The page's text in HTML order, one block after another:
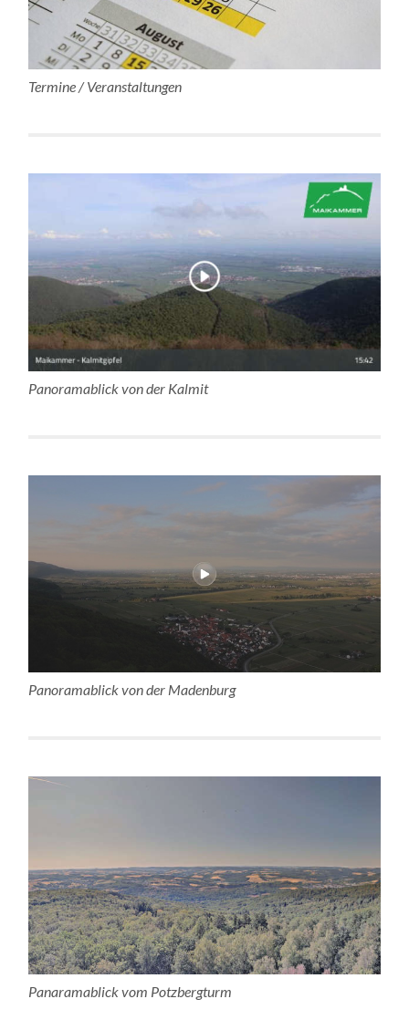
Termine / Veranstaltungen
Panoramablick von der Kalmit
Panoramablick von der Madenburg
Panaramablick vom Potzbergturm